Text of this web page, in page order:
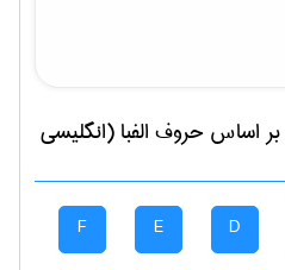
بر اساس حروف الفبا (انگلیسی
D
E
F